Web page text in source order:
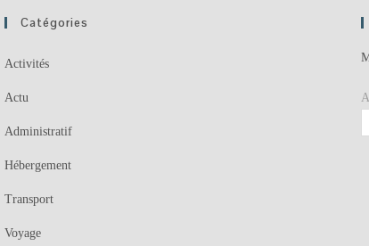
Catégories
Activités
Actu
Administratif
Hébergement
Transport
Voyage